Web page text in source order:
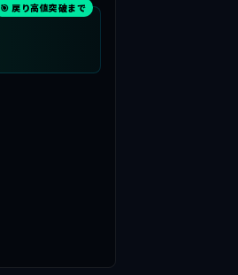
🎯 戻り高値突破まで